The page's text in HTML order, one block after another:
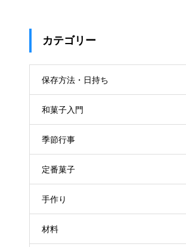
カテゴリー
保存方法・日持ち
和菓子入門
季節行事
定番菓子
手作り
材料